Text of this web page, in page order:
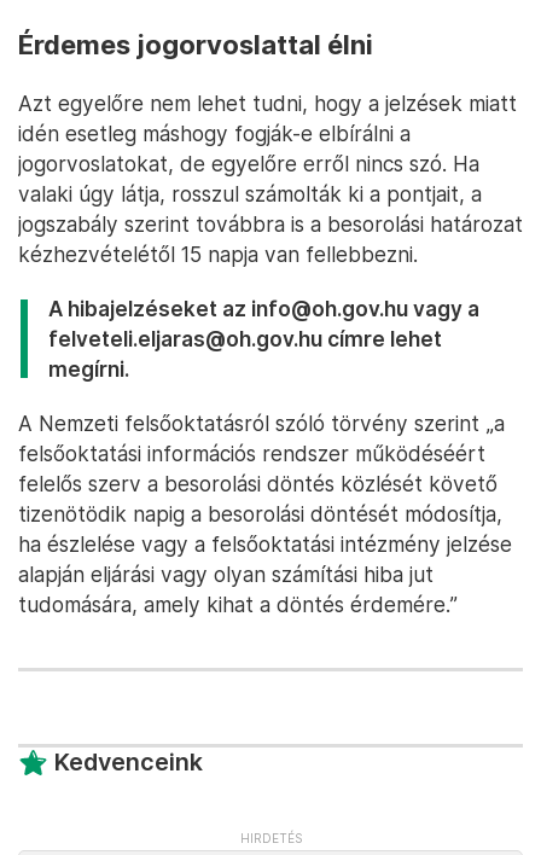
Érdemes jogorvoslattal élni
Azt egyelőre nem lehet tudni, hogy a jelzések miatt
idén esetleg máshogy fogják-e elbírálni a
jogorvoslatokat, de egyelőre erről nincs szó. Ha
valaki úgy látja, rosszul számolták ki a pontjait, a
jogszabály szerint továbbra is a besorolási határozat
kézhezvételétől 15 napja van fellebbezni.
A hibajelzéseket az info@oh.gov.hu vagy a
felveteli.eljaras@oh.gov.hu címre lehet
megírni.
A Nemzeti felsőoktatásról szóló törvény szerint „a
felsőoktatási információs rendszer működéséért
felelős szerv a besorolási döntés közlését követő
tizenötödik napig a besorolási döntését módosítja,
ha észlelése vagy a felsőoktatási intézmény jelzése
alapján eljárási vagy olyan számítási hiba jut
tudomására, amely kihat a döntés érdemére.”
Kedvenceink